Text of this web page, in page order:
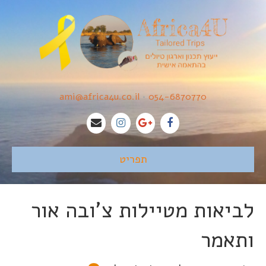
054-6870770
•
ami@africa4u.co.il
תפריט
לביאות מטיילות צ'ובה אור
ותאמר